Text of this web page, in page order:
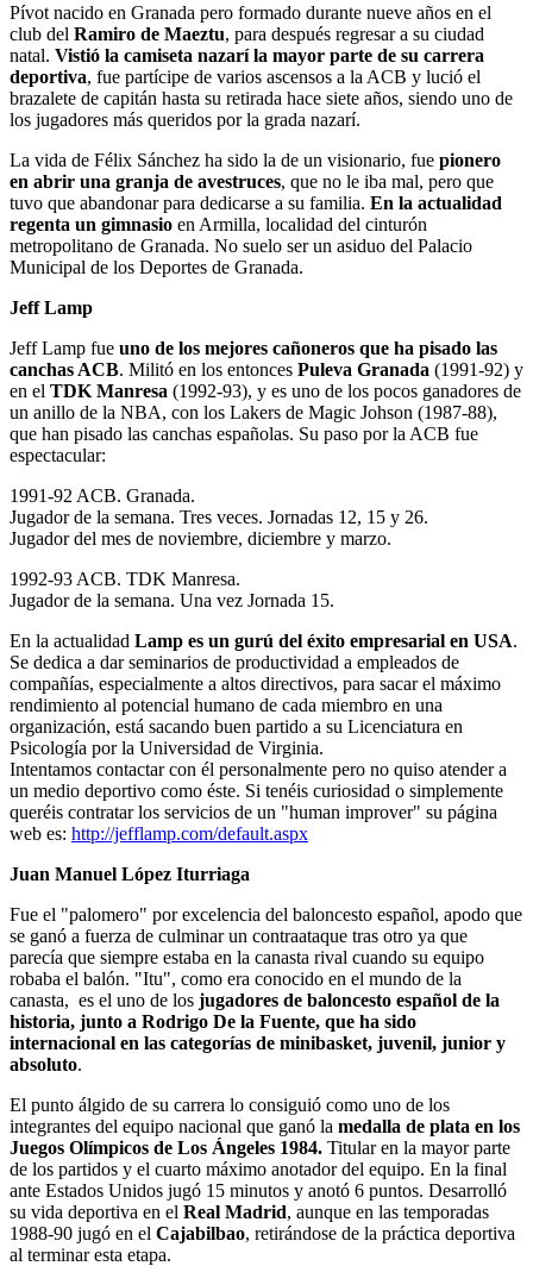
Pívot nacido en Granada pero formado durante nueve años en el
club del Ramiro de Maeztu, para después regresar a su ciudad
natal. Vistió la camiseta nazarí la mayor parte de su carrera
deportiva, fue partícipe de varios ascensos a la ACB y lució el
brazalete de capitán hasta su retirada hace siete años, siendo uno de
los jugadores más queridos por la grada nazarí.
La vida de Félix Sánchez ha sido la de un visionario, fue pionero
en abrir una granja de avestruces, que no le iba mal, pero que
tuvo que abandonar para dedicarse a su familia. En la actualidad
regenta un gimnasio en Armilla, localidad del cinturón
metropolitano de Granada. No suelo ser un asiduo del Palacio
Municipal de los Deportes de Granada.
Jeff Lamp
Jeff Lamp fue uno de los mejores cañoneros que ha pisado las
canchas ACB. Militó en los entonces Puleva Granada (1991-92) y
en el TDK Manresa (1992-93), y es uno de los pocos ganadores de
un anillo de la NBA, con los Lakers de Magic Johson (1987-88),
que han pisado las canchas españolas. Su paso por la ACB fue
espectacular:
1991-92 ACB. Granada.
Jugador de la semana. Tres veces. Jornadas 12, 15 y 26.
Jugador del mes de noviembre, diciembre y marzo.
1992-93 ACB. TDK Manresa.
Jugador de la semana. Una vez Jornada 15.
En la actualidad Lamp es un gurú del éxito empresarial en USA.
Se dedica a dar seminarios de productividad a empleados de
compañías, especialmente a altos directivos, para sacar el máximo
rendimiento al potencial humano de cada miembro en una
organización, está sacando buen partido a su Licenciatura en
Psicología por la Universidad de Virginia.
Intentamos contactar con él personalmente pero no quiso atender a
un medio deportivo como éste. Si tenéis curiosidad o simplemente
queréis contratar los servicios de un "human improver" su página
web es: http://jefflamp.com/default.aspx
Juan Manuel López Iturriaga
Fue el "palomero" por excelencia del baloncesto español, apodo que
se ganó a fuerza de culminar un contraataque tras otro ya que
parecía que siempre estaba en la canasta rival cuando su equipo
robaba el balón. "Itu", como era conocido en el mundo de la
canasta, es el uno de los jugadores de baloncesto español de la
historia, junto a Rodrigo De la Fuente, que ha sido
internacional en las categorías de minibasket, juvenil, junior y
absoluto.
El punto álgido de su carrera lo consiguió como uno de los
integrantes del equipo nacional que ganó la medalla de plata en los
Juegos Olímpicos de Los Ángeles 1984. Titular en la mayor parte
de los partidos y el cuarto máximo anotador del equipo. En la final
ante Estados Unidos jugó 15 minutos y anotó 6 puntos. Desarrolló
su vida deportiva en el Real Madrid, aunque en las temporadas
1988-90 jugó en el Cajabilbao, retirándose de la práctica deportiva
al terminar esta etapa.